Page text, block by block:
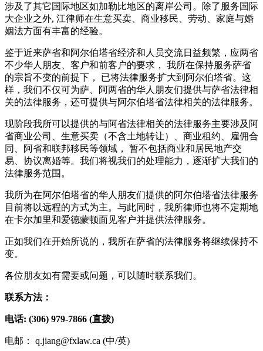
涉及了其它国际地区如加勒比地区的离岸公司。除了服务国际
大企业之外, 江律师在生意买卖、商业移民、劳动、家庭与婚
姻法方面有丰富的经验。
鉴于近来萨省和阿尔伯塔省经济和人员交流日益频繁，应两省
不少华人朋友、客户和前客户的要求， 我所在保持服务萨省
的宗旨不变的前提下， 已将法律服务扩大到阿尔伯塔省。这
样，我们不仅可为萨、阿两省的华人朋友们提供与萨省法律相
关的法律服务，还可提供与阿尔伯塔省法律相关的法律服务。
现阶段我所可以提供的与阿省法律相关的法律服务主要涉及阿
省商业公司、生意买卖（不含土地转让）、商业租约、雇佣合
同、阿省和联邦移民等领域， 暂不包括商业和居民地产交
易、协议离婚等。我们将视我们的处理能力，逐渐扩大我们的
法律服务范围。
我所为在阿尔伯塔省的华人朋友们提供的阿尔伯塔省法律服务
目前将以远程的方式为主。与此同时，我所律师也将不定期地
在卡尔加里和爱德蒙顿面见客户并提供法律服务。
正如我们在开始所说的，我所在萨省的法律服务将继续保持不
变。
各位朋友如有需要或问题，可以随时联系我们。
联系方法：
电话: (306) 979-7866 (直拨)
电邮： q.jiang@fxlaw.ca (中/英)